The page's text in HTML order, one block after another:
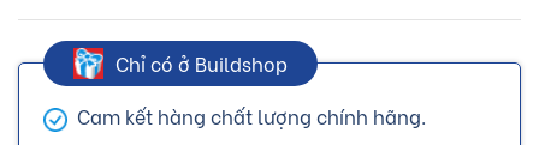
Chỉ có ở Buildshop
Cam kết hàng chất lượng chính hãng.